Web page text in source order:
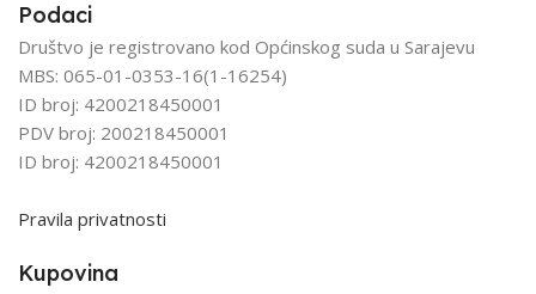
Podaci
Društvo je registrovano kod Općinskog suda u Sarajevu
MBS: 065-01-0353-16(1-16254)
ID broj: 4200218450001
PDV broj: 200218450001
ID broj: 4200218450001
Pravila privatnosti
Kupovina